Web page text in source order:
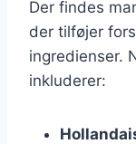
Der findes
der tilføjer
ingredienser.
inkluderer: